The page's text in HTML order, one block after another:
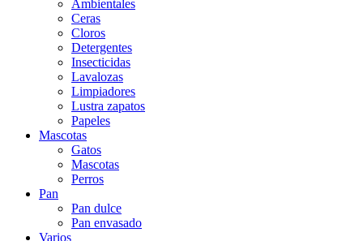
Ambientales
Ceras
Cloros
Detergentes
Insecticidas
Lavalozas
Limpiadores
Lustra zapatos
Papeles
Mascotas
Gatos
Mascotas
Perros
Pan
Pan dulce
Pan envasado
Varios